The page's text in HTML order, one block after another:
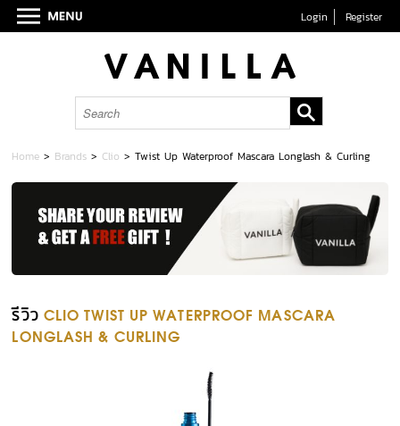
Login Register
Home > Brands > Clio >Twist Up Waterproof Mascara Longlash & Curling
รีวิว CLIO TWIST UP WATERPROOF MASCARA
LONGLASH & CURLING